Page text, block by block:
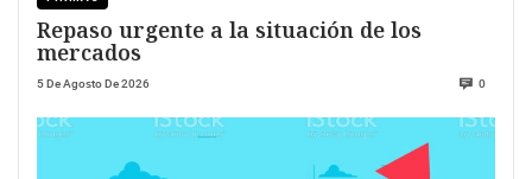
Repaso urgente a la situación de los
mercados
5 De Agosto De 2026 0